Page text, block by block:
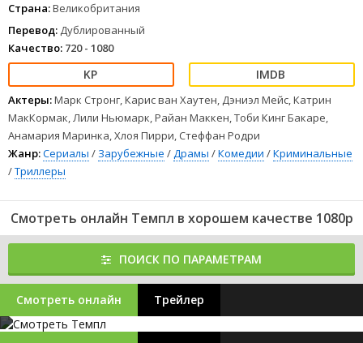
Страна:Великобритания
Перевод: Дублированный
Качество: 720 - 1080
Актеры:Марк Стронг, Карис ван Хаутен, Дэниэл Мейс, Катрин
МакКормак, Лили Ньюмарк, Райан Маккен, Тоби Кинг Бакаре,
Анамария Маринка, Хлоя Пирри, Стеффан Родри
Жанр:Сериалы / Зарубежные /Драмы /Комедии /Криминальные
/Триллеры
Смотреть онлайн Темпл в хорошем качестве 1080p
ПОИСК ПО ПАРАМЕТРАМ
Смотреть онлайн Трейлер